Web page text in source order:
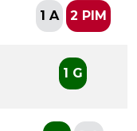
1 A 2 PIM
1 G